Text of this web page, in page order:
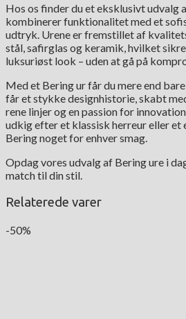
Hos os finder du et eksklusivt udvalg
kombinerer funktionalitet med et
udtryk. Urene er fremstillet af
stål, safirglas og keramik, hvilket
luksuriøst look – uden at gå på
Med et Bering ur får du mere end
får et stykke designhistorie, skabt
rene linjer og en passion for
udkig efter et klassisk herreur eller et
Bering noget for enhver smag.
Opdag vores udvalg af Bering ure i
match til din stil.
Relaterede varer
-50%